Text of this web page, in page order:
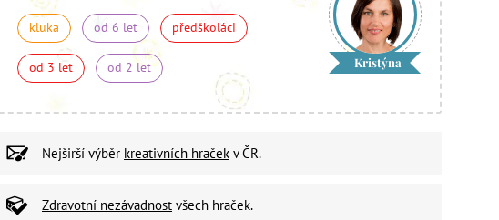
kluka od 6 let předškoláci
od 3 let od 2 let Kristýna
Nejširší výběr kreativních hraček v ČR.
Zdravotní nezávadnost všech hraček.